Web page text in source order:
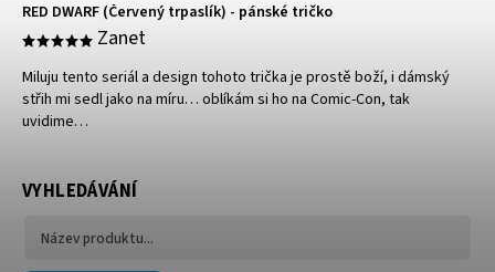
RED DWARF (Červený trpaslík) - pánské tričko
Zanet
Miluju tento seriál a design tohoto trička je prostě boží, i dámský
střih mi sedl jako na míru… oblíkám si ho na Comic-Con, tak
uvidime…
VYHLEDÁVÁNÍ